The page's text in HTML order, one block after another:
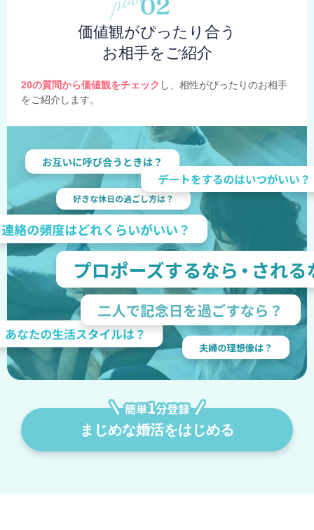
価値観がぴったり合う
お相手をご紹介
20の質問から価値観をチェック し、相性がぴったりのお相手
をご紹介します。
まじめな婚活をはじめる